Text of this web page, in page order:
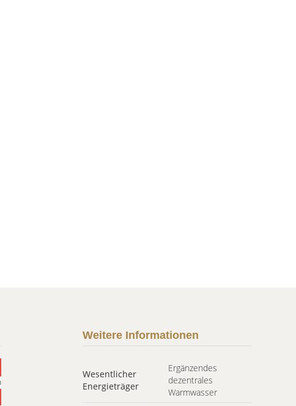
Weitere Informationen
Wesentlicher
Energieträger
Ergänzendes
dezentrales
Warmwasser